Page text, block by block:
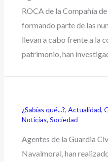
ROCA de la Compañía
formando parte de las
llevan a cabo frente a la
patrimonio, han
¿Sabías qué...?,Actualidad,
Noticias,Sociedad
Agentes de la Guardia
Navalmoral, han